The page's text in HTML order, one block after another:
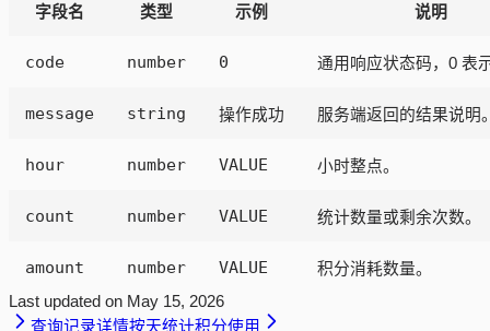
字段名 类型 示例 说明
code number 0 通用响应状态码，0 表
message string 操作成功 服务端返回的结果说明。
hour number VALUE 小时整点。
count number VALUE 统计数量或剩余次数。
amount number VALUE
积分消耗数量。
Last updated on May 15, 2026
查询记录详情按天统计积分使用